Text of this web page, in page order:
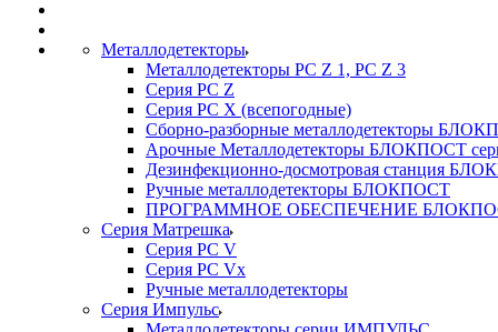
Металлодетекторы
Металлодетекторы РС Z 1, PC Z 3
Серия РС Z
Серия РС X (всепогодные)
Сборно-разборные металлодетекторы
Арочные Металлодетекторы БЛОКПОСТ
Дезинфекционно-досмотровая станция
Ручные металлодетекторы БЛОКПОСТ
ПРОГРАММНОЕ ОБЕСПЕЧЕНИЕ
Серия Матрешка
Серия PC V
Серия PC Vx
Ручные металлодетекторы
Серия Импульс